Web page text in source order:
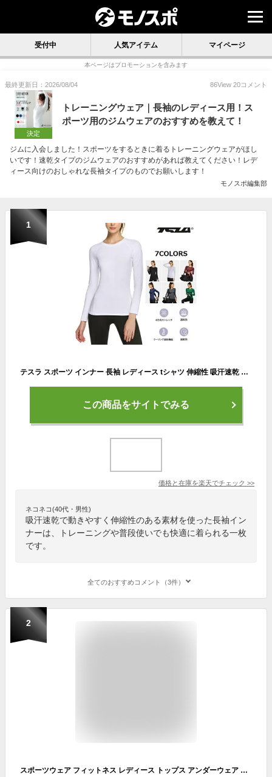
受付中 人気アイテム マイページ
本ページはプロモーションを含みます
最終更新日：2026/08/04 86View 20コメント
決定
トレーニングウェア｜長袖のレディース用！ス
ポーツ用のジムウェアのおすすめを教えて！
ジムに入会しました！スポーツをするときに着るトレーニングウェアがほし
いです！速乾タイプのジムウェアのおすすめがあれば教えてください！レデ
ィース向けのおしゃれな長袖タイプのものでお願いします！
モノスポ編集部
1
テスラ スポーツ インナー 長袖 レディース tシャツ 伸縮性 吸汗速乾 トレーニングウェア ランニングウェア コンプレッション アンダーシャツ スポーツウェア 機能性 インナー TSLA FUD01/11
この商品をサイトでみる
価格と在庫を楽天でチェック >>
ネコネコ(40代・男性)
吸汗速乾で動きやすく伸縮性のある素材を使った長袖イン
ナーは、トレーニングや普段使いでも快適に着られる一枚
です。
全てのおすすめコメント（3件）
2
スポーツウェア フィットネス レディース トップス アンダーウェア 長袖 ハイネック 丸首 ラウンドネック Tシャツ インナー 吸汗速乾 ドライ UVカット トレーニングウェア ウォーキング ランニング ジム 登山 大きいサイズ ch *2-2t *y3-3t